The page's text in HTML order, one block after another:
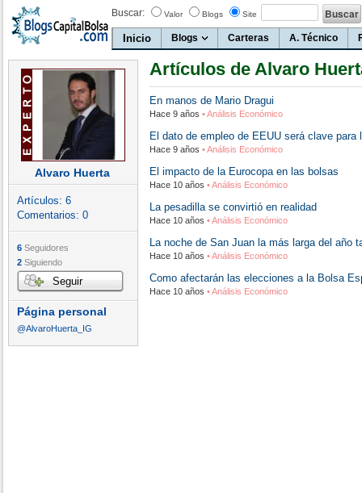
Buscar: Valor Blogs Site
Inicio Blogs Carteras A. Técnico
Alvaro Huerta
Artículos: 6
Comentarios: 0
6 Seguidores
2 Siguiendo
Seguir
Página personal
@AlvaroHuerta_IG
Artículos de Alvaro
En manos de Mario Dragui
Hace 9 años • Análisis Económico
El dato de empleo de EEUU será clave para
Hace 9 años • Análisis Económico
El impacto de la Eurocopa en las bolsas
Hace 10 años • Análisis Económico
La pesadilla se convirtió en realidad
Hace 10 años • Análisis Económico
La noche de San Juan la más larga del año
Hace 10 años • Análisis Económico
Como afectarán las elecciones a la Bolsa
Hace 10 años • Análisis Económico